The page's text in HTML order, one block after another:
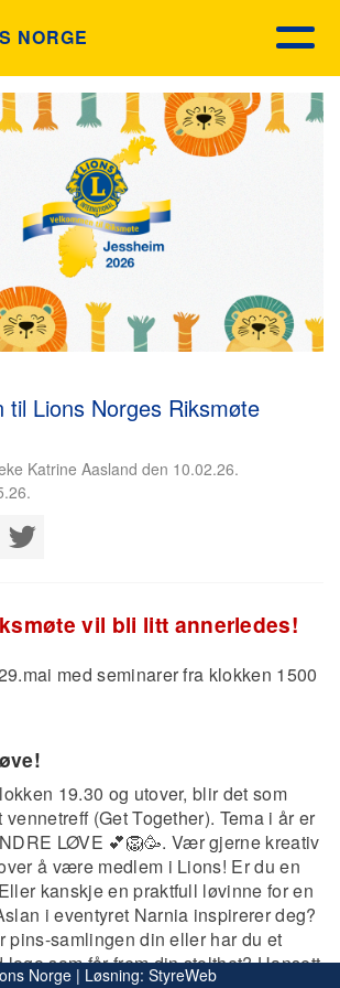
NORGE
til Lions Norges Riksmøte
Katrine Aasland den 10.02.26.
vil bli litt annerledes!
med seminarer fra klokken 1500
19.30 og utover, blir det som
(Get Together). Tema i år er
LØVE 💕🦁🥳. Vær gjerne kreativ
å være medlem i Lions! Er du en
kanskje en praktfull løvinne for en
i eventyret Narnia inspirerer deg?
pins-samlingen din eller har du et
logo som får frem din stolthet? Uansett
Norge | Løsning: StyreWeb